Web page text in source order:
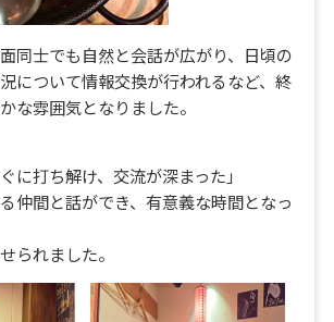
同士でも自然と会話が広がり、日頃の
について情報交換が行われるなど、終
な雰囲気となりました。
に打ち解け、交流が深まった」
る仲間と話ができ、有意義な時間となっ
られました。